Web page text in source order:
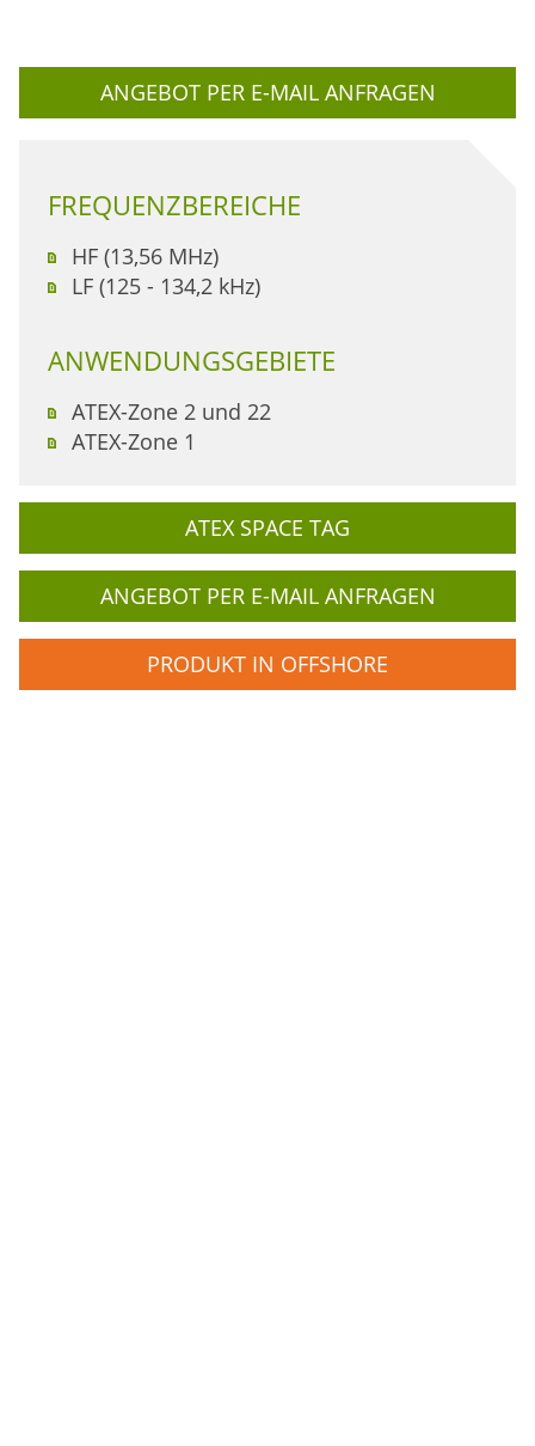
ANGEBOT PER E-MAIL ANFRAGEN
FREQUENZBEREICHE
HF (13,56 MHz)
LF (125 - 134,2 kHz)
ANWENDUNGSGEBIETE
ATEX-Zone 2 und 22
ATEX-Zone 1
ATEX SPACE TAG
ANGEBOT PER E-MAIL ANFRAGEN
PRODUKT IN OFFSHORE